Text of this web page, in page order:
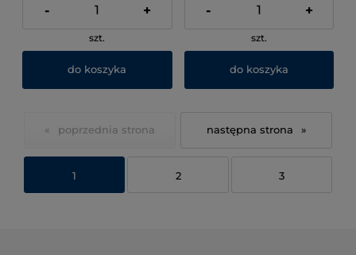
- +
szt.
do koszyka
- +
szt.
do koszyka
«
1 2 3
»